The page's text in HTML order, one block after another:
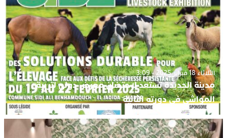
الثلاثاء 18 فبراير 2025 - 3:09
مدينة الجديدة تستعد لاحتضان معرض دولي لتربية
المواشي في دورته الثانية